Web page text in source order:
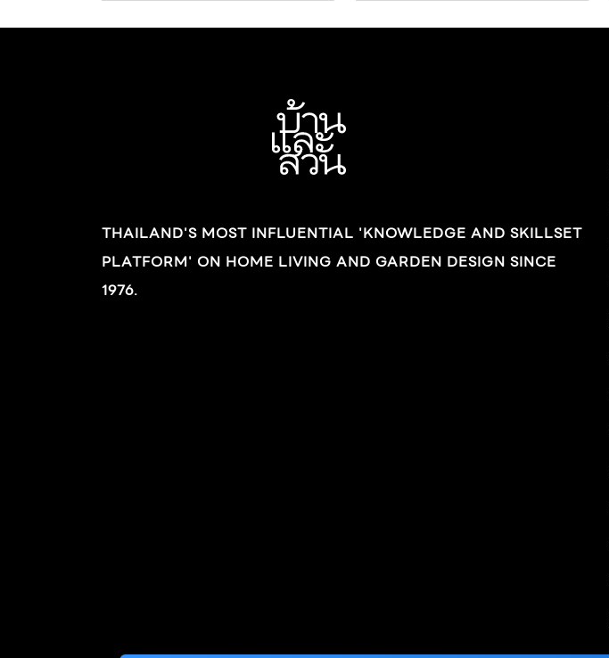
THAILAND'S MOST INFLUENTIAL 'KNOWLEDGE AND SKILLSET
PLATFORM' ON HOME LIVING AND GARDEN DESIGN SINCE
1976.